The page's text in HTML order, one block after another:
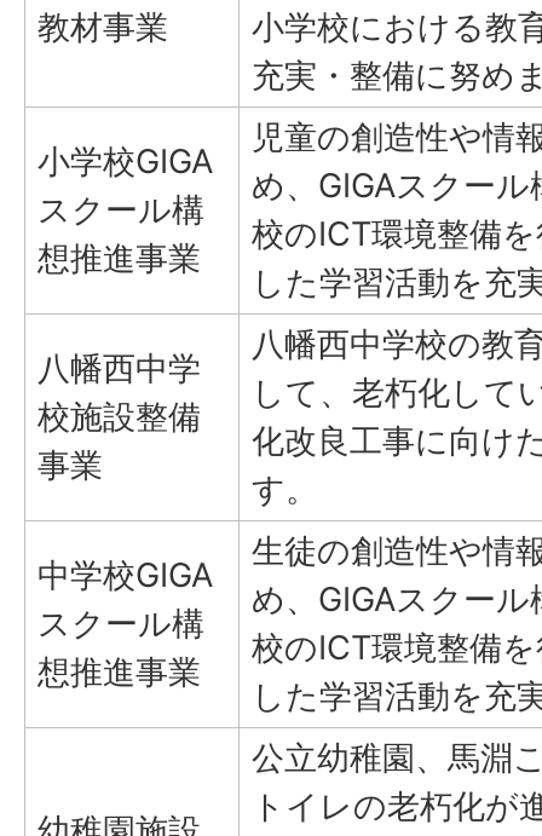
教材事業
小学校における教
充実・整備に努め
小学校GIGA
スクール構
想推進事業
児童の創造性や情
め、GIGAスクー
校のICT環境整備
した学習活動を充
八幡西中学
校施設整備
事業
八幡西中学校の教
して、老朽化して
化改良工事に向け
す。
中学校GIGA
スクール構
想推進事業
生徒の創造性や情
め、GIGAスクー
校のICT環境整備
した学習活動を充
公立幼稚園、馬淵
トイレの老朽化が